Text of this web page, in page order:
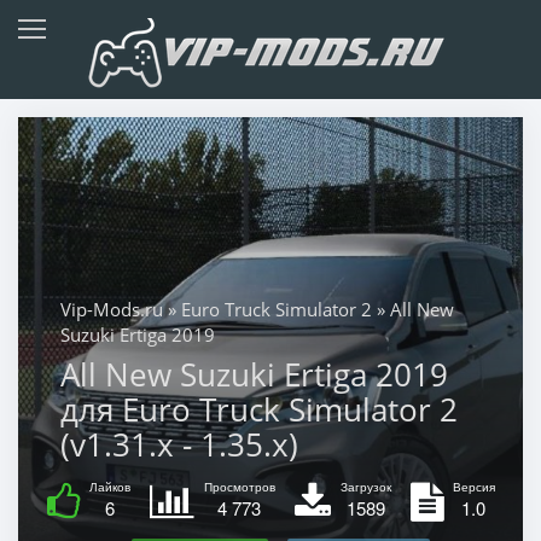
Vip-Mods.ru» Euro Truck Simulator 2 » All New
Suzuki Ertiga 2019
All New Suzuki Ertiga 2019
для Euro Truck Simulator 2
(v1.31.x - 1.35.x)
Лайков
6
Просмотров
4 773
Загрузок
1589
Версия
1.0